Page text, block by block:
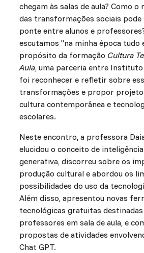
chegam às salas de aula? Como
das transformações sociais pode
ponte entre alunos e
escutamos "na minha época tudo
propósito da formação Cultura
Aula, uma parceria entre Instituto
foi reconhecer e refletir sobre
transformações e propor
cultura contemporânea e
escolares.
Neste encontro, a professora
elucidou o conceito de
generativa, discorreu sobre os
produção cultural e abordou os
possibilidades do uso da
Além disso, apresentou novas
tecnológicas gratuitas destinadas
professores em sala de aula, e
propostas de atividades
Chat GPT.